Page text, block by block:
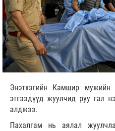
Энэтхэгийн Камшир
этгээдүүд жуулчид руу гал
алджээ.
Пахалгам нь аялал